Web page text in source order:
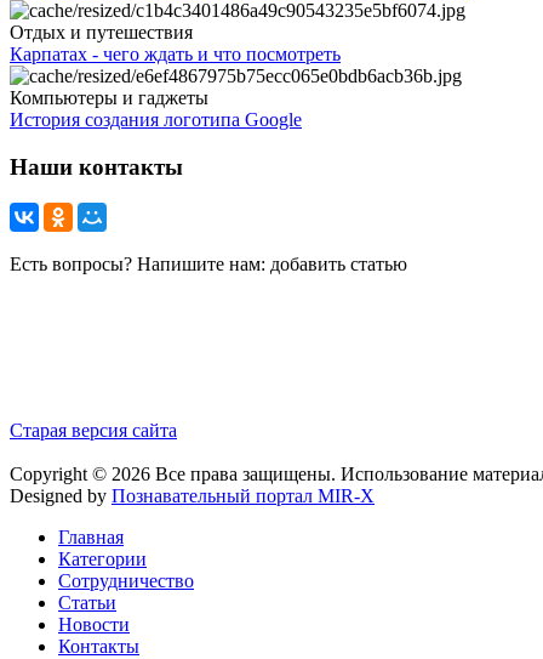
Отдых и путешествия
Карпатах - чего ждать и что посмотреть
Компьютеры и гаджеты
История создания логотипа Google
Наши контакты
Есть вопросы? Напишите нам: добавить статью
Старая версия сайта
Copyright © 2026 Все права защищены. Использование
Designed by Познавательный портал MIR-X
Главная
Категории
Сотрудничество
Статьи
Новости
Контакты